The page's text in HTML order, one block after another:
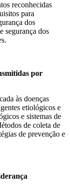
reconhecidas
para
dos
segurança dos
por
às doenças
etiológicos e
e sistemas de
de coleta de
de prevenção e